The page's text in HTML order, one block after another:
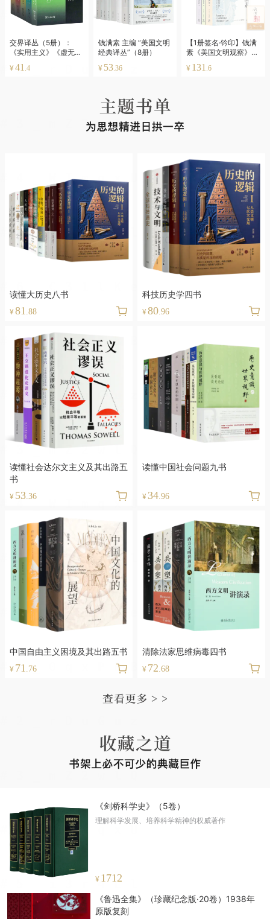
交界译丛（5册）：
《实用主义》《虚无主
义》《犬儒主义》《极
端主义》《乌托邦的观
¥ 41 .4
钱满素 主编 “美国文明
经典译丛”（8册）
¥ 53.36
【1册签名·钤印】钱满
素《美国文明观察》
（全三册）
¥ 131 .6
读懂大历史八书
¥ 81.88
科技历史学四书
¥ 80.96
读懂社会达尔文主义及其出路五
书
¥ 53.36
读懂中国社会问题九书
¥ 34.96
中国自由主义困境及其出路五书
¥ 71.76
清除法家思维病毒四书
¥ 72.68
《剑桥科学史》（5卷）
理解科学发展、培养科学精神的权威著作
¥ 1712
《鲁迅全集》（珍藏纪念版·20卷）1938年
原版复刻